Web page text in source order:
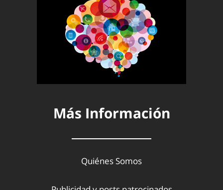
Más Información
Quiénes Somos